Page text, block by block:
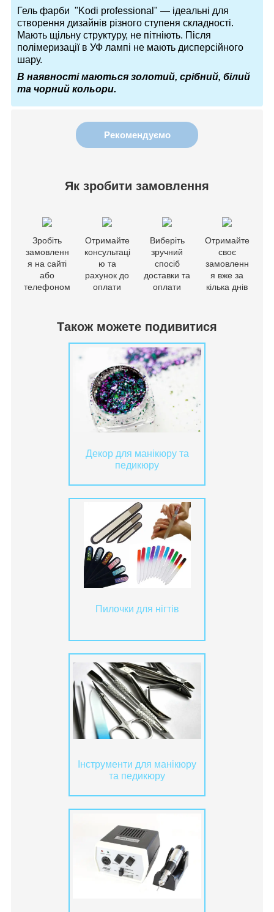
Гель фарби "Kodi professional" — ідеальні для
створення дизайнів різного ступеня складності.
Мають щільну структуру, не пітніють. Після
полімеризації в УФ лампі не мають дисперсійного
шару.
В наявності маються золотий, срібний, білий
та чорний кольори.
Рекомендуємо
Як зробити замовлення
Зробіть
замовленн
я на сайті
або
телефоном
Отримайте
консультаці
ю та
рахунок до
оплати
Виберіть
зручний
спосіб
доставки та
оплати
Отримайте
своє
замовленн
я вже за
кілька днів
Також можете подивитися
Декор для манікюру та
педикюру
Пилочки для нігтів
Інструменти для манікюру
та педикюру